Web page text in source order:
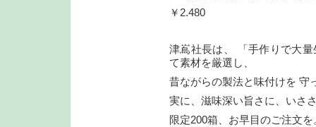
￥2.480
津嶌社長は、 「手作りで大
て素材を厳選し、
昔ながらの製法と味付けを 守
実に、滋味深い旨さに、いさ
限定200箱、お早目のご注文を